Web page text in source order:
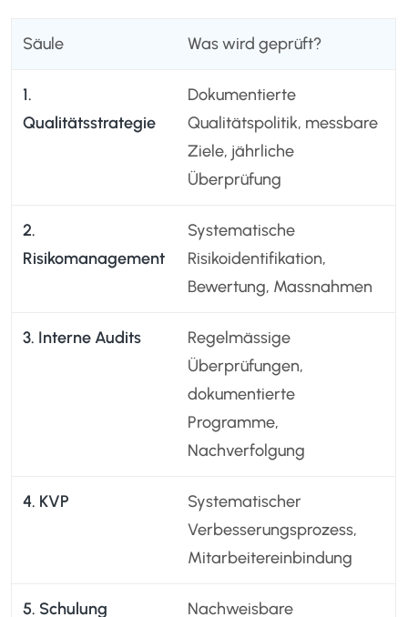
Säule Was wird geprüft?
1.
Qualitätsstrategie
Dokumentierte
Qualitätspolitik, messbare
Ziele, jährliche
Überprüfung
2.
Risikomanagement
Systematische
Risikoidentifikation,
Bewertung, Massnahmen
3. Interne Audits
Regelmässige
Überprüfungen,
dokumentierte
Programme,
Nachverfolgung
4. KVP
Systematischer
Verbesserungsprozess,
Mitarbeitereinbindung
5. Schulung Nachweisbare